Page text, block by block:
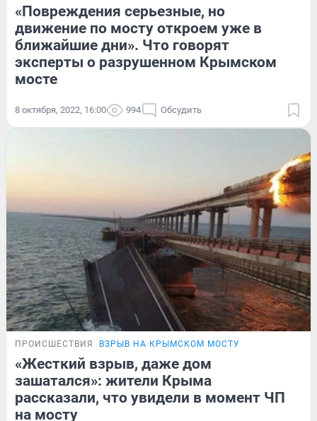
«Повреждения серьезные, но
движение по мосту откроем уже в
ближайшие дни». Что говорят
эксперты о разрушенном Крымском
мосте
8 октября, 2022, 16:00 994 Обсудить
ПРОИСШЕСТВИЯ ВЗРЫВ НА КРЫМСКОМ МОСТУ
«Жесткий взрыв, даже дом
зашатался»: жители Крыма
рассказали, что увидели в момент ЧП
на мосту